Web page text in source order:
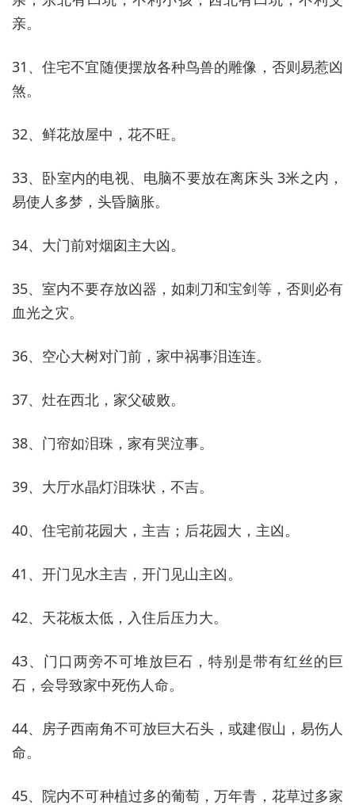
亲。
31、住宅不宜随便摆放各种鸟兽的雕像，否则易惹凶
煞。
32、鲜花放屋中，花不旺。
33、卧室内的电视、电脑不要放在离床头 3米之内，
易使人多梦，头昏脑胀。
34、大门前对烟囱主大凶。
35、室内不要存放凶器，如刺刀和宝剑等，否则必有
血光之灾。
36、空心大树对门前，家中祸事泪连连。
37、灶在西北，家父破败。
38、门帘如泪珠，家有哭泣事。
39、大厅水晶灯泪珠状，不吉。
40、住宅前花园大，主吉；后花园大，主凶。
41、开门见水主吉，开门见山主凶。
42、天花板太低，入住后压力大。
43、门口两旁不可堆放巨石，特别是带有红丝的巨
石，会导致家中死伤人命。
44、房子西南角不可放巨大石头，或建假山，易伤人
命。
45、院内不可种植过多的葡萄，万年青，花草过多家